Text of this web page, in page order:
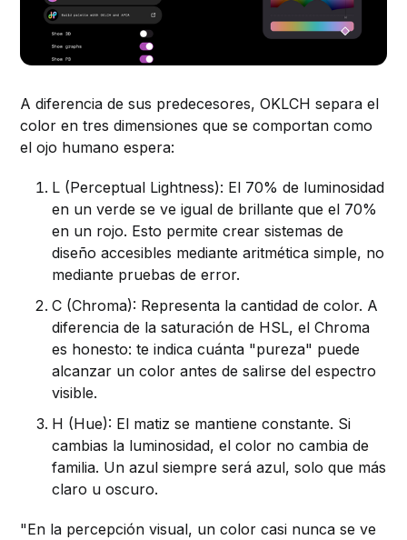
A diferencia de sus predecesores, OKLCH separa el
color en tres dimensiones que se comportan como
el ojo humano espera:
L (Perceptual Lightness): El 70% de luminosidad
en un verde se ve igual de brillante que el 70%
en un rojo. Esto permite crear sistemas de
diseño accesibles mediante aritmética simple, no
mediante pruebas de error.
C (Chroma): Representa la cantidad de color. A
diferencia de la saturación de HSL, el Chroma
es honesto: te indica cuánta "pureza" puede
alcanzar un color antes de salirse del espectro
visible.
H (Hue): El matiz se mantiene constante. Si
cambias la luminosidad, el color no cambia de
familia. Un azul siempre será azul, solo que más
claro u oscuro.
"En la percepción visual, un color casi nunca se ve